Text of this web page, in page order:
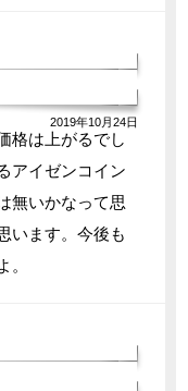
2019年10月24日
格は上がるでし
アイゼンコイン
無いかなって思
います。今後も
。